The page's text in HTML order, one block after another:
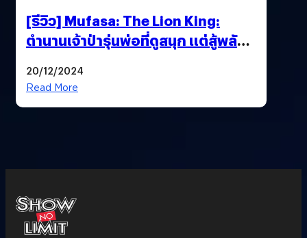
[รีวิว] Mufasa: The Lion King:
ตำนานเจ้าป่ารุ่นพ่อที่ดูสนุก แต่สู้พลัง
20/12/2024
Read More